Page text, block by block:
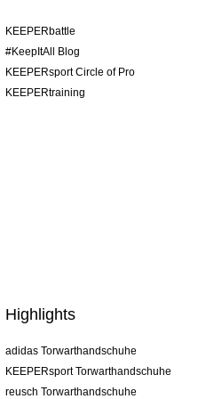
KEEPERbattle
#KeepItAll Blog
KEEPERsport Circle of Pro
KEEPERtraining
Highlights
adidas Torwarthandschuhe
KEEPERsport Torwarthandschuhe
reusch Torwarthandschuhe